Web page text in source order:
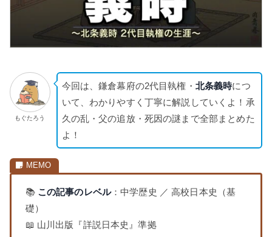
もぐたろう
今回は、鎌倉幕府の2代目執権・ 北条義時につ
いて、わかりやすく丁寧に解説していくよ！承
久の乱・父の追放・死因の謎まで全部まとめた
よ！
📚 この記事のレベル：中学歴史 ／ 高校日本史（基
礎）
📖 山川出版『詳説日本史』準拠